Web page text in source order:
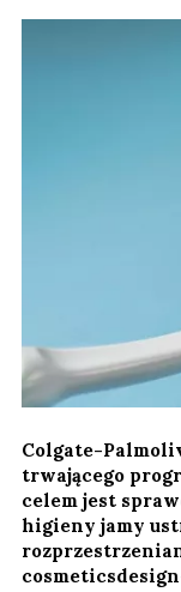
Colgate-
trwającego
celem jest
higieny jamy